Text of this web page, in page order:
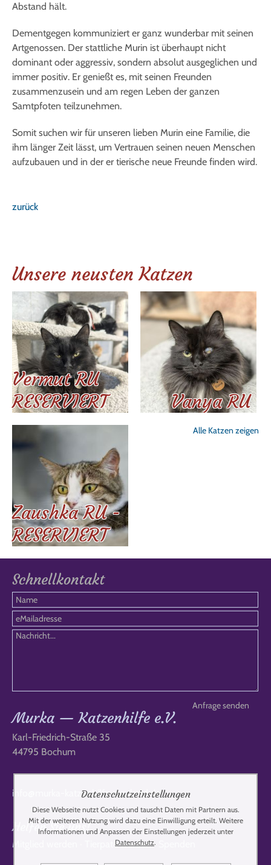
Abstand hält.
Dementgegen kommuniziert er ganz wunderbar mit seinen
Artgenossen. Der stattliche Murin ist überhaupt nicht
dominant oder aggressiv, sondern absolut ausgeglichen und
immer positiv. Er genießt es, mit seinen Freunden
zusammenzusein und am regen Leben der ganzen
Samtpfoten teilzunehmen.
Somit suchen wir für unseren lieben Murin eine Familie, die
ihm länger Zeit lässt, um Vertrauen seinen neuen Menschen
aufzubauen und in der er tierische neue Freunde finden wird.
zurück
Unsere neusten Katzen
Vermut RU
RESERVIERT
Vanya RU
Zaushka RU -
RESERVIERT
Alle Katzen zeigen
Schnellkontakt
Murka — Katzenhilfe e.V.
Karl-Friedrich-Straße 35
44795 Bochum
info@murka-katzenhilfe-russland.de
Helfen Sie uns!
Mitglied werden Tierpate werden·
Datenschutzeinstellungen
Diese Webseite nutzt Cookies und tauscht Daten mit Partnern aus.
Mit der weiteren Nutzung wird dazu eine Einwilligung erteilt. Weitere
Informationen und Anpassen der Einstellungen jederzeit unter
Datenschutz.